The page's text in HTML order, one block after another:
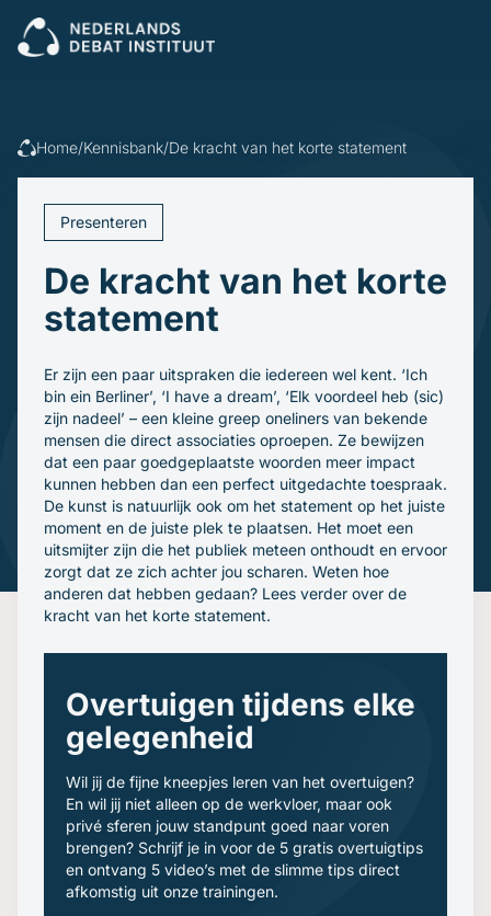
Open cursus
Incompany
Politiek
Dagvoorzitters
Debatleiders
Dagvoorzitters
Voor wie
Overheid
Bedrijfsleven
Politiek en gemeenten
Brancheverenigingen
Ondernemingsraden
Kennisbank
Blogs en video's
Downloads
Ons verhaal
Ons team
Inschrijven
Gratis oefenavonden
Contact
Home/Kennisbank/De kracht van het korte statement
Presenteren
De kracht van het korte
statement
Er zijn een paar uitspraken die iedereen wel kent. ‘Ich
bin ein Berliner’, ‘I have a dream’, ‘Elk voordeel heb (sic)
zijn nadeel’ – een kleine greep oneliners van bekende
mensen die direct associaties oproepen. Ze bewijzen
dat een paar goedgeplaatste woorden meer impact
kunnen hebben dan een perfect uitgedachte toespraak.
De kunst is natuurlijk ook om het statement op het juiste
moment en de juiste plek te plaatsen. Het moet een
uitsmijter zijn die het publiek meteen onthoudt en ervoor
zorgt dat ze zich achter jou scharen. Weten hoe
anderen dat hebben gedaan? Lees verder over de
kracht van het korte statement.
Overtuigen tijdens elke
gelegenheid
Wil jij de fijne kneepjes leren van het overtuigen?
En wil jij niet alleen op de werkvloer, maar ook
privé sferen jouw standpunt goed naar voren
brengen? Schrijf je in voor de 5 gratis overtuigtips
en ontvang 5 video’s met de slimme tips direct
afkomstig uit onze trainingen.